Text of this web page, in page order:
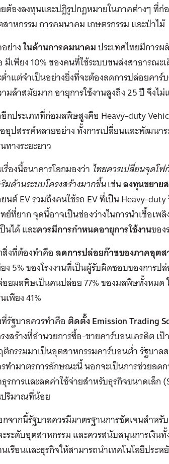
ต้องลงทุนและปฏิรูปกฎหมายในภาคต่างๆ ที่ก่
าหกรรม การคมนาคม เกษตรกรรม และป่าไม้
ย่างในด้านการคมนาคมประเทศไทยมีการ
มีเพียง 10% ของคนที่ใช้ระบบขนส่งสาธารณะ
ำแต่จำเป็นอย่างยิ่งที่จะต้องลดการปล่อยคา
มล้าสมัยมาก อายุการใช้งานสูงถึง 25 ปี จึง
กประเภทที่ก่อมลพิษสูงคือ Heavy-duty
อุปสรรค์หลายอย่าง ทั้งการเปลี่ยนและพัฒนา
ทางระยะยาว
รื่องนี้ธนาคารโลกมองว่า ไทยควรเปลี่ยนจุดโ
มด้านระบบโครงสร้างมากขึ้นเช่นลงทุนขยาย
นต์ EV รวมถึงคนใช้รถ EV ที่เป็น Heavy-
ย์ที่ยาก จุดนี้อาจเป็นช่องว่างในการนำเชื้อเ
นได้ และควรมีการกำหนดอายุการใช้งานขอ
งที่ต้องทำคือลดการปล่อยก๊าซของภาคอุตส
ง 5% ของโรงงานที่เป็นผู้รับผิดชอบของการป
ยมลพิษเป็นคนปล่อย 77% ของมลพิษทั้งหมด
เพียง 41%
รัฐบาลควรทำคือ ติดตั้ง Emission Trading
งสร้างที่อำนวยการซื้อ-ขายคาร์บอนเครดิต เ
กรรมมาเป็นอุตสาหกรรมคาร์บอนต่ำ รัฐบาล
ทำมาตรการลักษณะนี้ นอกจะเป็นการช่วยล
รการและลดค่าใช้จ่ายสำหรับธุรกิจขนาดเล็
ริมาณที่น้อย
จากนี้รัฐบาลควรมีมาตรฐานการชัดเจนสำห
ระดับอุตสาหกรรม และควรสนับสนุนการเงิน
เรือนและธุรกิจให้สามารถนำเทคโนโลยีประห